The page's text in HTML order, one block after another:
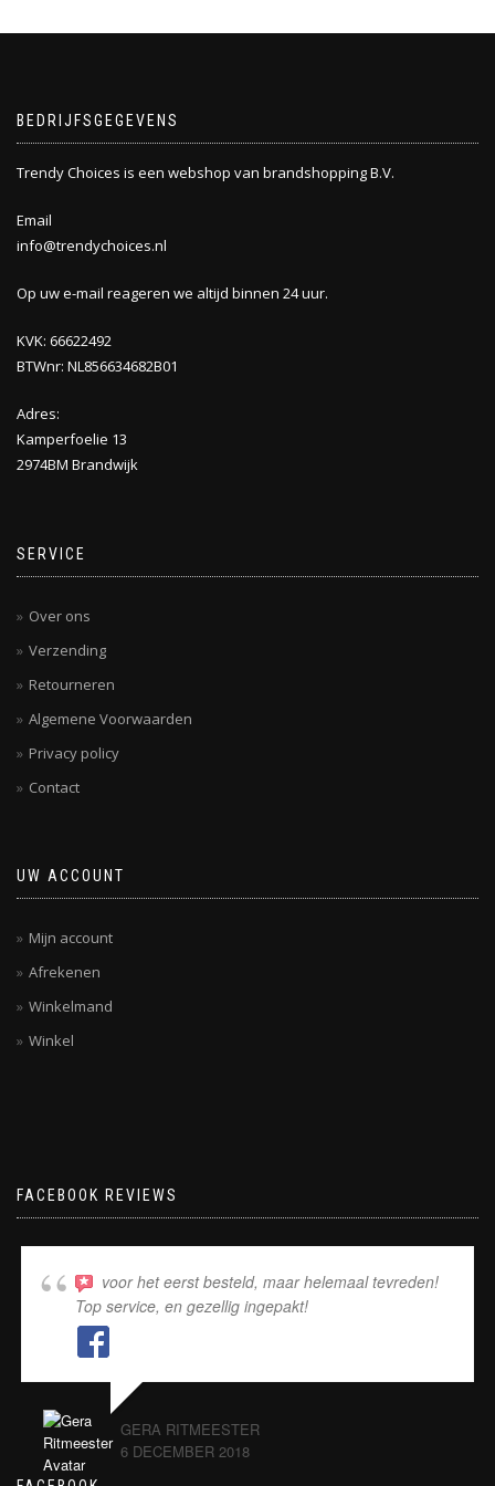
BEDRIJFSGEGEVENS
Trendy Choices is een webshop van brandshopping B.V.
Email
info@trendychoices.nl
Op uw e-mail reageren we altijd binnen 24 uur.
KVK: 66622492
BTWnr: NL856634682B01
Adres:
Kamperfoelie 13
2974BM Brandwijk
SERVICE
Over ons
Verzending
Retourneren
Algemene Voorwaarden
Privacy policy
Contact
UW ACCOUNT
Mijn account
Afrekenen
Winkelmand
Winkel
FACEBOOK REVIEWS
voor het eerst besteld, maar helemaal tevreden!
Top service, en gezellig ingepakt!
GERA RITMEESTER
6 DECEMBER 2018